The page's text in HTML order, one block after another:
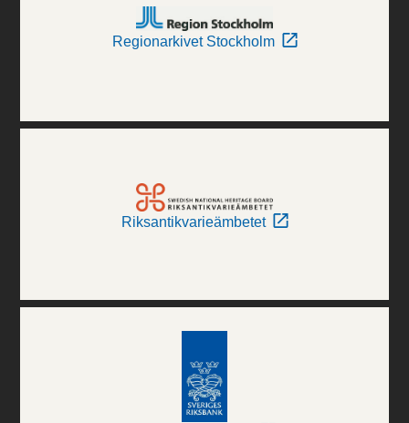
Regionarkivet Stockholm
Riksantikvarieämbetet